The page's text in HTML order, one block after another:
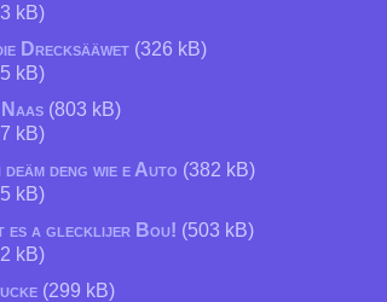
kB)
Drecksääwet (326 kB)
kB)
(803 kB)
kB)
deng wie e Auto (382 kB)
kB)
es a glecklijer Bou! (503 kB)
kB)
(299 kB)